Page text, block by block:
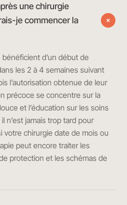
une chirurgie
je commencer la
d’un début de
les 2 à 4 semaines suivant
l’autorisation obtenue de leur
précoce se concentre sur la
et l’éducation sur les soins
n’est jamais trop tard pour
chirurgie date de mois ou
peut encore traiter les
protection et les schémas de